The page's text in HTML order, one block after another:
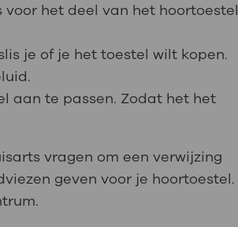
het deel van het hoortoestel
je of je het toestel wilt kopen.
aan te passen. Zodat het het
vragen om een verwijzing
geven voor je hoortoestel.